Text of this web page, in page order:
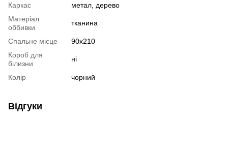
Каркас
метал, дерево
Матеріал
оббивки
тканина
Спальне місце
90х210
Короб для
білизни
ні
Колір чорний
Відгуки